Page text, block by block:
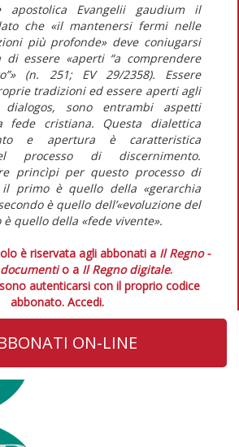
apostolica Evangelii gaudiumil
che «il mantenersi fermi nelle
più profonde» deve coniugarsi
di essere «aperti “a comprendere
(n. 251; EV29/2358). Essere
tradizioni ed essere aperti agli
dialogos, sono entrambi aspetti
fede cristiana. Questa dialettica
e aperturaè caratteristica
processo di discernimento.
princìpi per questo processo di
il primo è quello della «gerarchia
è quello dell’«evoluzione del
quello della «fede vivente».
è riservata agli abbonati a Il Regno -
o a Il Regno digitale.
autenticarsi con il proprio codice
abbonato. Accedi.
ON-LINE